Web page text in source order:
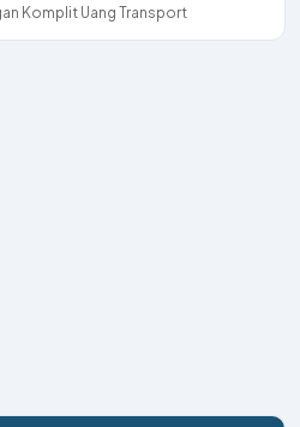
Komplit Uang Transport